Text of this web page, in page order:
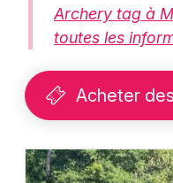
Archery tag à
toutes les
Acheter